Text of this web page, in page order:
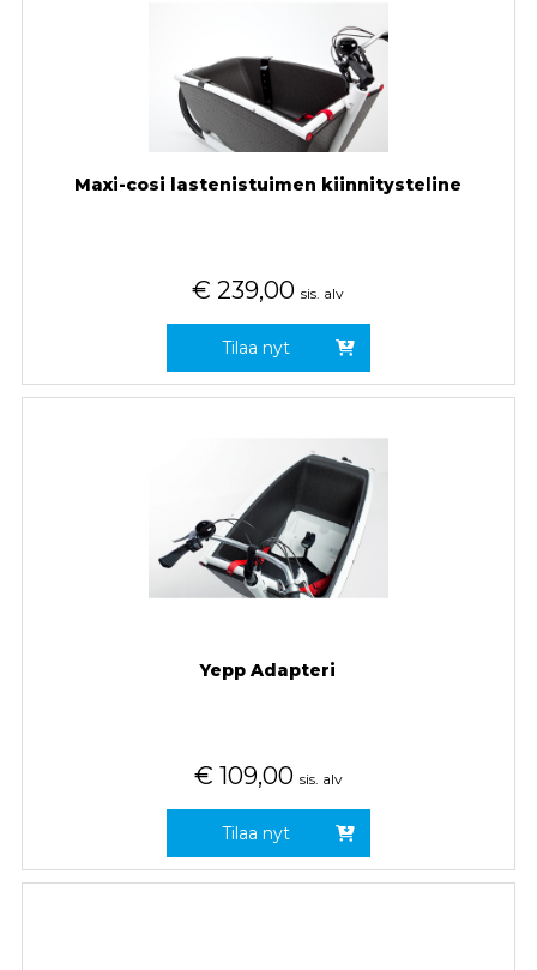
Maxi-cosi lastenistuimen kiinnitysteline
€ 239,00 sis. alv
Tilaa nyt
Yepp Adapteri
€ 109,00 sis. alv
Tilaa nyt